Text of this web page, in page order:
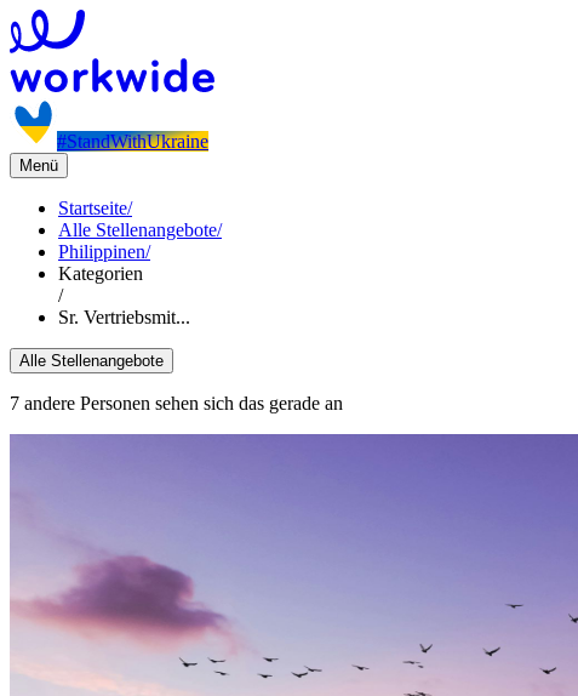
#StandWithUkraine
Menü
Startseite/
Alle Stellenangebote/
Philippinen/
Kategorien
/
Sr. Vertriebsmit...
Alle Stellenangebote
7 andere Personen sehen sich das gerade an